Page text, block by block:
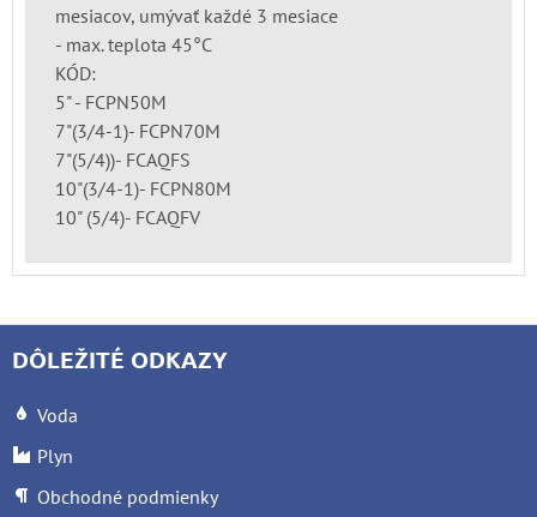
mesiacov, umývať každé 3 mesiace
- max. teplota 45°C
KÓD:
5" - FCPN50M
7"(3/4-1)- FCPN70M
7"(5/4))- FCAQFS
10"(3/4-1)- FCPN80M
10" (5/4)- FCAQFV
DÔLEŽITÉ ODKAZY
Voda
Plyn
Obchodné podmienky